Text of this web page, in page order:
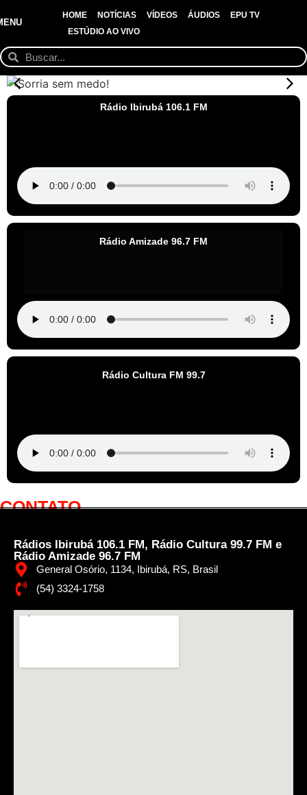
HOME NOTÍCIAS VÍDEOS ÁUDIOS
EPU TV
ESTÚDIO AO VIVO
Rádio Ibirubá 106.1 FM
Rádio Amizade 96.7 FM
Rádio Cultura FM 99.7
CONTATO
Rádios Ibirubá 106.1 FM, Rádio Cultura 99.7 FM e
Rádio Amizade 96.7 FM
General Osório, 1134, Ibirubá, RS, Brasil
(54) 3324-1758